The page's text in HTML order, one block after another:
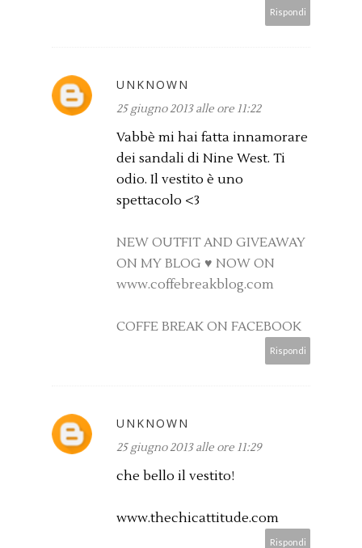
Rispondi
UNKNOWN
25 giugno 2013 alle ore 11:22
Vabbè mi hai fatta innamorare
dei sandali di Nine West. Ti
odio. Il vestito è uno
spettacolo <3
NEW OUTFIT AND GIVEAWAY
ON MY BLOG ♥ NOW ON
www.coffebreakblog.com
COFFE BREAK ON FACEBOOK
Rispondi
UNKNOWN
25 giugno 2013 alle ore 11:29
che bello il vestito!
www.thechicattitude.com
Rispondi